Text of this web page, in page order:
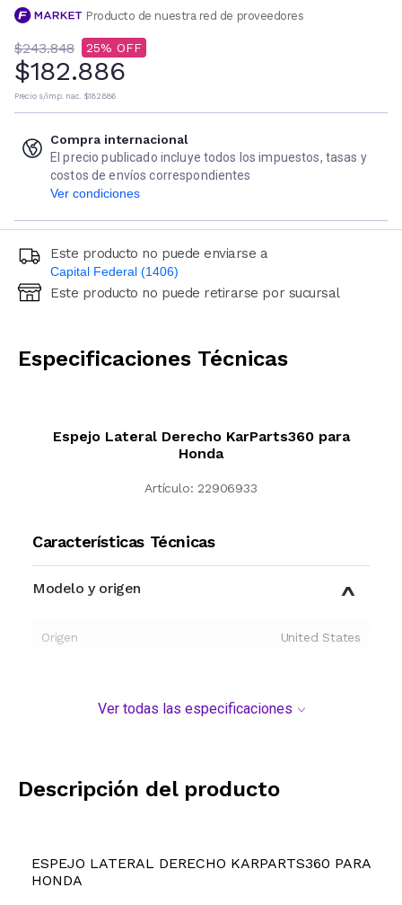
Producto de nuestra red de proveedores
$243.848 25
$182.886
Precio s/imp. nac. $182.886
Compra internacional
El precio publicado incluye todos los impuestos, tasas y
costos de envíos correspondientes
Ver condiciones
Este producto no puede enviarse a
Capital Federal (1406)
Ingresá código postal (sólo números)
Este producto no puede retirarse por sucursal
Especificaciones Técnicas
Espejo Lateral Derecho KarParts360 para
Honda
Artículo: 22906933
Características Técnicas
Modelo y origen
Origen United States
Ver todas las especificaciones
Descripción del producto
ESPEJO LATERAL DERECHO KARPARTS360 PARA
HONDA